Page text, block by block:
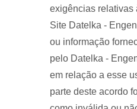
exigências relativas
Site Datelka -
ou informação
pelo Datelka -
em relação a esse
parte deste acordo